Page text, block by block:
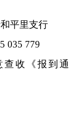
平里支行
035 779
查收《报到通